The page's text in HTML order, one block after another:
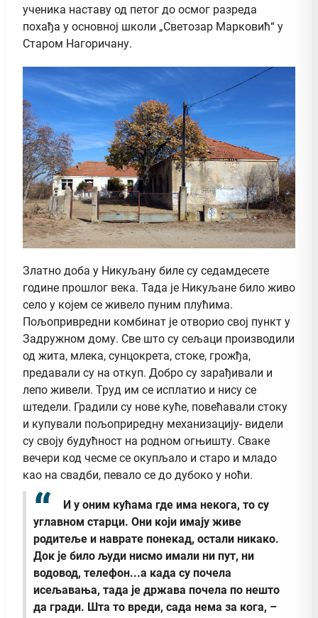
ученика наставу од петог до осмог разреда
похађа у основној школи „Светозар Марковић“ у
Старом Нагоричану.
Златно доба у Никуљану биле су седамдесете
године прошлог века. Тада је Никуљане било живо
село у којем се живело пуним плућима.
Пољопривредни комбинат је отворио свој пункт у
Задружном дому. Све што су сељаци производили
од жита, млека, сунцокрета, стоке, грожђа,
предавали су на откуп. Добро су зарађивали и
лепо живели. Труд им се исплатио и нису се
штедели. Градили су нове куће, повећавали стоку
и купували пољоприредну механизацију- видели
су своју будућност на родном огњишту. Сваке
вечери код чесме се окупљало и старо и младо
као на свадби, певало се до дубоко у ноћи.
И у оним кућама где има некога, то су
углавном старци. Они који имају живе
родитеље и наврате понекад, остали никако.
Док је било људи нисмо имали ни пут, ни
водовод, телефон...а када су почела
исељавања, тада је држава почела по нешто
да гради. Шта то вреди, сада нема за кога, –